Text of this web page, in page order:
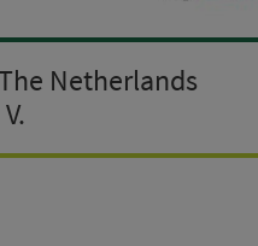
Netherlands